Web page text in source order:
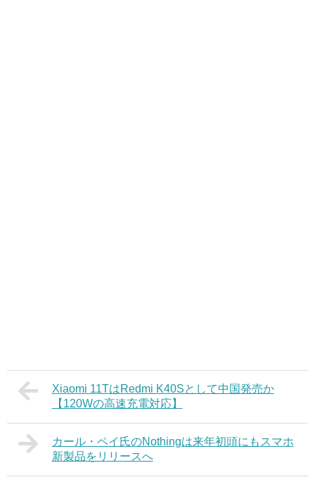
Xiaomi 11TはRedmi K40Sとして中国発売か
【120Wの高速充電対応】
カール・ペイ氏のNothingは来年初頭にもスマホ
新製品をリリースへ